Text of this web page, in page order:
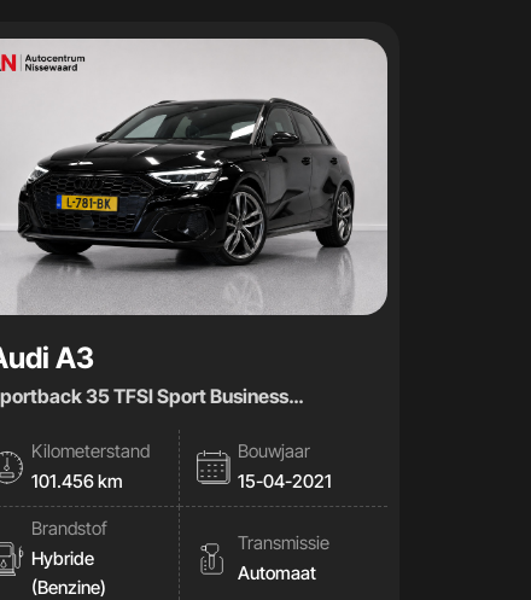
A3
35 TFSI Sport Business
|AUT|Stoelverwaming|
Kilometerstand
101.456 km
Bouwjaar
15-04-2021
Brandstof
Hybride
(Benzine)
Transmissie
Automaat